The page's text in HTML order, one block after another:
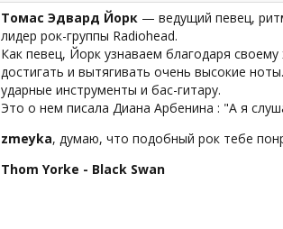
Томас Эдвард Йорк — ведущий певец,
лидер рок-группы Radiohead.
Как певец, Йорк узнаваем благодаря
достигать и вытягивать очень высокие
ударные инструменты и бас-гитару.
Это о нем писала Диана Арбенина : "А я
zmeyka, думаю, что подобный рок тебе
Thom Yorke - Black Swan